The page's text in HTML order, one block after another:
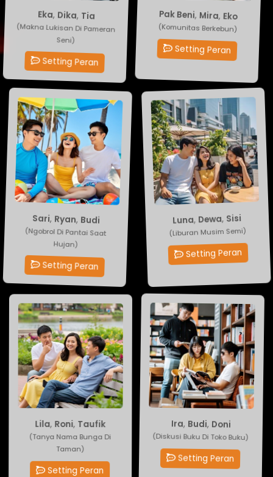
Eka ,Dika ,Tia
(Makna Lukisan Di Pameran
Seni)
Setting Peran
Pak Beni ,Mira ,Eko
(Komunitas Berkebun)
Setting Peran
Sari ,Ryan ,Budi
(Ngobrol Di Pantai Saat
Hujan)
Setting Peran
Luna, Dewa, Sisi
(Liburan Musim Semi)
Setting Peran
Lila,Roni,Taufik
(Tanya Nama Bunga Di
Taman)
Setting Peran
Ira,Budi,Doni
(Diskusi Buku Di Toko Buku)
Setting Peran